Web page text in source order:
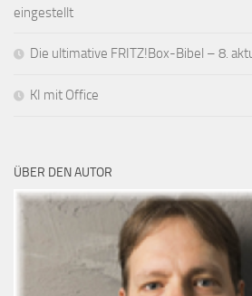
eingestellt
Die ultimative FRITZ!Box-Bibel – 8.
KI mit Office
ÜBER DEN AUTOR